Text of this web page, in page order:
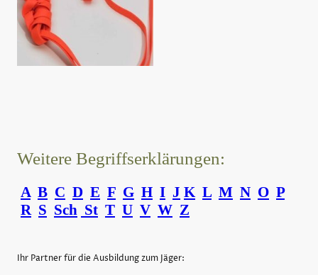
Weitere Begriffserklärungen:
A B C D E F G H I J K L M N O P
R S Sch St T U V W Z
Ihr Partner für die Ausbildung zum Jäger: